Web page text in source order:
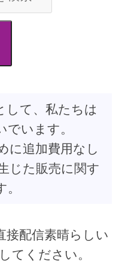
て、私たちは
います。
に追加費用なし
じた販売に関す
配信素晴らしい
てください。